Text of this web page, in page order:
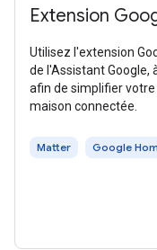
Extension
Utilisez l'extension
de l'Assistant Google,
afin de simplifier
maison connectée.
Matter Google